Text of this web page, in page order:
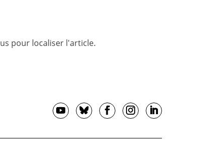
pour localiser l'article.